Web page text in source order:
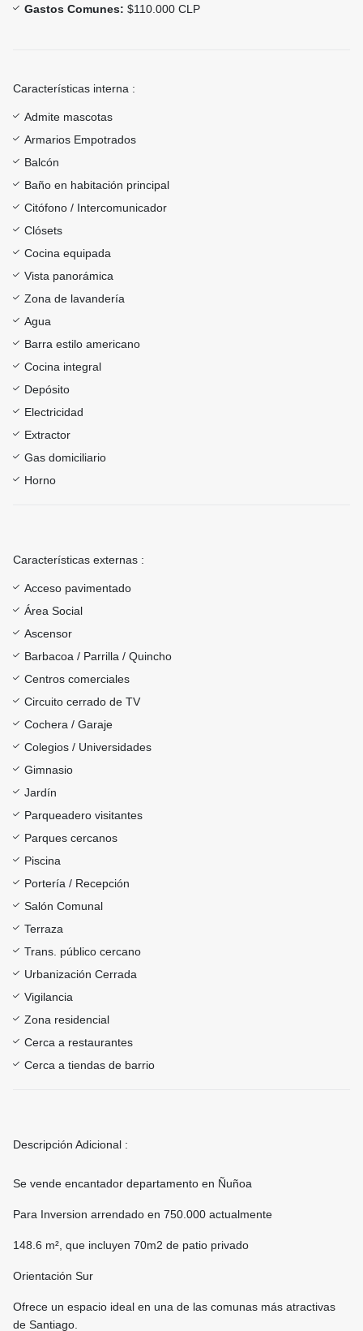
Gastos Comunes: $110.000 CLP
Características interna :
Admite mascotas
Armarios Empotrados
Balcón
Baño en habitación principal
Citófono / Intercomunicador
Clósets
Cocina equipada
Vista panorámica
Zona de lavandería
Agua
Barra estilo americano
Cocina integral
Depósito
Electricidad
Extractor
Gas domiciliario
Horno
Características externas :
Acceso pavimentado
Área Social
Ascensor
Barbacoa / Parrilla / Quincho
Centros comerciales
Circuito cerrado de TV
Cochera / Garaje
Colegios / Universidades
Gimnasio
Jardín
Parqueadero visitantes
Parques cercanos
Piscina
Portería / Recepción
Salón Comunal
Terraza
Trans. público cercano
Urbanización Cerrada
Vigilancia
Zona residencial
Cerca a restaurantes
Cerca a tiendas de barrio
Descripción Adicional :
Se vende encantador departamento en Ñuñoa
Para Inversion arrendado en 750.000 actualmente
148.6 m², que incluyen 70m2 de patio privado
Orientación Sur
Ofrece un espacio ideal en una de las comunas más atractivas
de Santiago.